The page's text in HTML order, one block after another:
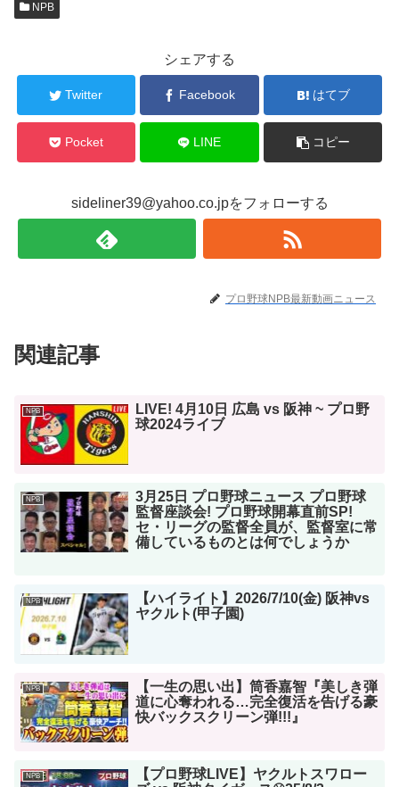
NPB
シェアする
Twitter Facebook はてブ
Pocket LINE コピー
sideliner39@yahoo.co.jpをフォローする
プロ野球NPB最新動画ニュース
関連記事
NPB
LIVE! 4月10日 広島 vs 阪神 ~ プロ野
球2024ライブ
NPB
3月25日 プロ野球ニュース プロ野球
監督座談会! プロ野球開幕直前SP!
セ・リーグの監督全員が、監督室に常
備しているものとは何でしょうか
NPB
【ハイライト】2026/7/10(金) 阪神vs
ヤクルト(甲子園)
NPB
【一生の思い出】筒香嘉智『美しき弾
道に心奪われる…完全復活を告げる豪
快バックスクリーン弾!!!』
NPB
【プロ野球LIVE】ヤクルトスワロー